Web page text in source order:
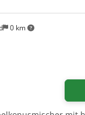
0 km